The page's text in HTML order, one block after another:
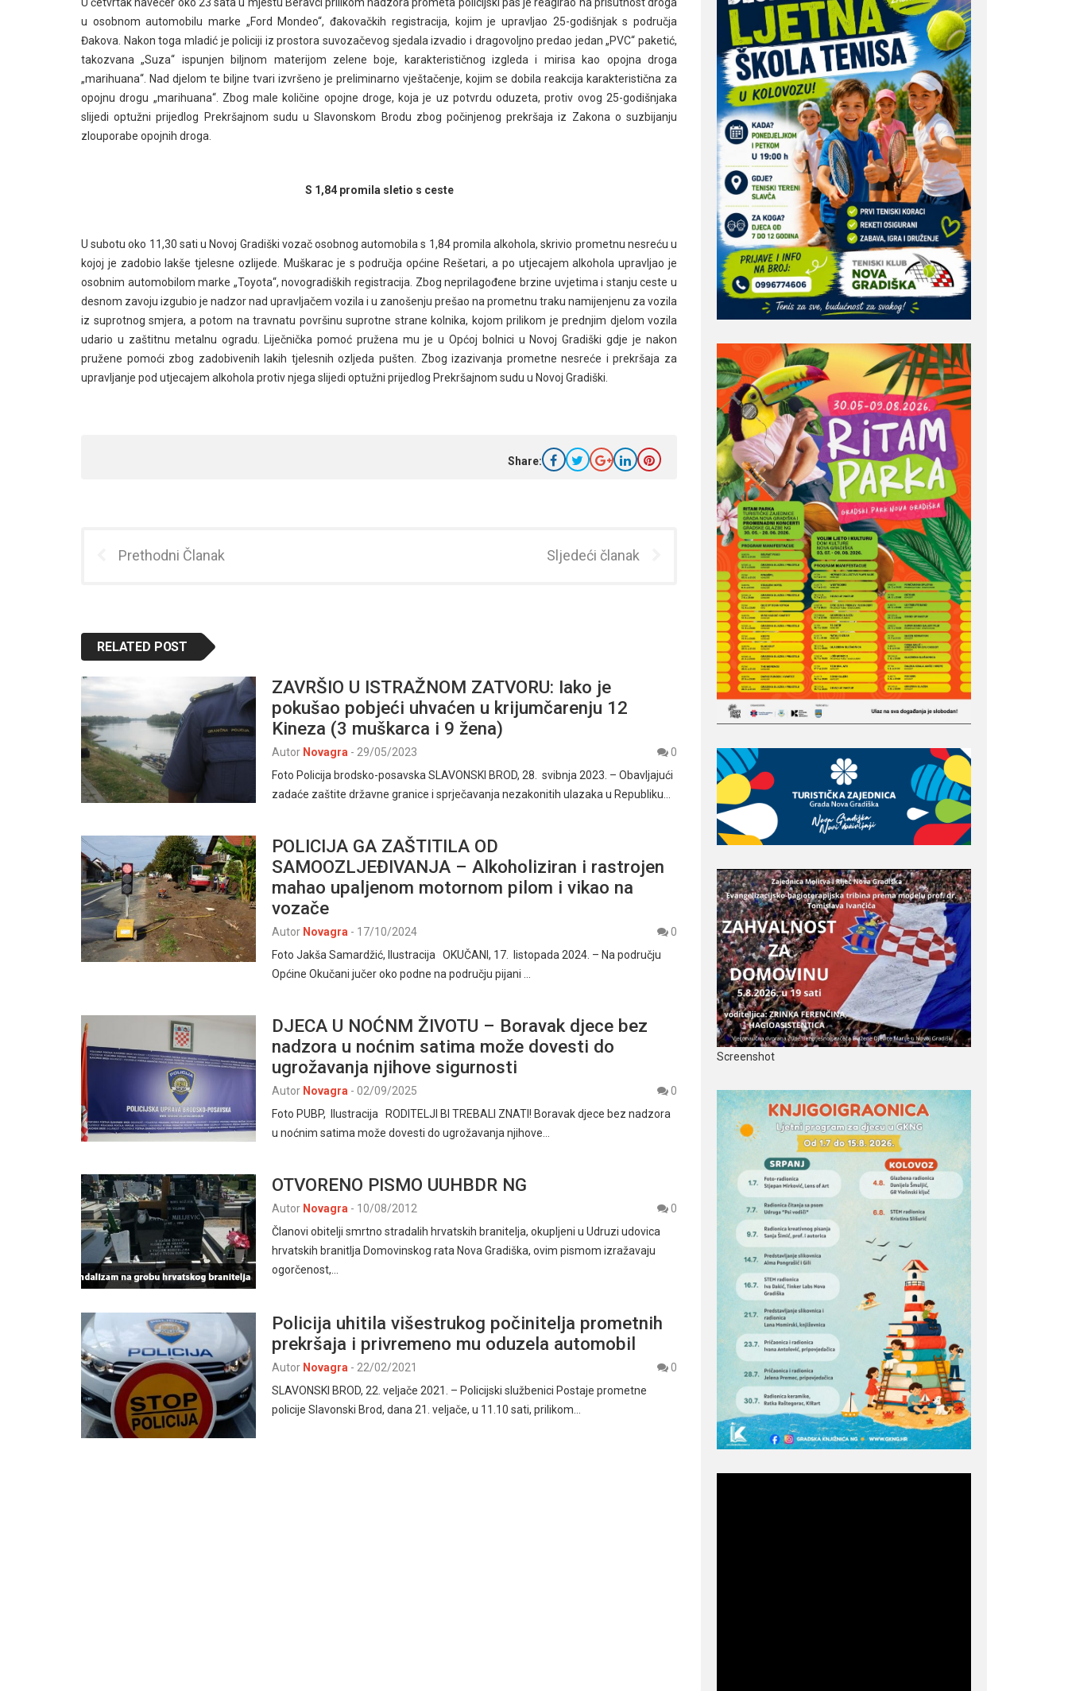
u osobnom automobilu marke „Ford Mondeo“, đakovačkih registracija, kojim je upravljao 25-godišnjak s područja
Đakova. Nakon toga mladić je policiji iz prostora suvozačevog sjedala izvadio i dragovoljno predao jedan „PVC“ paketić,
takozvana „Suza“ ispunjen biljnom materijom zelene boje, karakterističnog izgleda i mirisa kao opojna droga
„marihuana“. Nad djelom te biljne tvari izvršeno je preliminarno vještačenje, kojim se dobila reakcija karakteristična za
opojnu drogu „marihuana“. Zbog male količine opojne droge, koja je uz potvrdu oduzeta, protiv ovog 25-godišnjaka
slijedi optužni prijedlog Prekršajnom sudu u Slavonskom Brodu zbog počinjenog prekršaja iz Zakona o suzbijanju
zlouporabe opojnih droga.
S 1,84 promila sletio s ceste
U subotu oko 11,30 sati u Novoj Gradiški vozač osobnog automobila s 1,84 promila alkohola, skrivio prometnu nesreću u
kojoj je zadobio lakše tjelesne ozlijede. Muškarac je s područja općine Rešetari, a po utjecajem alkohola upravljao je
osobnim automobilom marke „Toyota“, novogradiških registracija. Zbog neprilagođene brzine uvjetima i stanju ceste u
desnom zavoju izgubio je nadzor nad upravljačem vozila i u zanošenju prešao na prometnu traku namijenjenu za vozila
iz suprotnog smjera, a potom na travnatu površinu suprotne strane kolnika, kojom prilikom je prednjim djelom vozila
udario u zaštitnu metalnu ogradu. Liječnička pomoć pružena mu je u Općoj bolnici u Novoj Gradiški gdje je nakon
pružene pomoći zbog zadobivenih lakih tjelesnih ozljeda pušten. Zbog izazivanja prometne nesreće i prekršaja za
upravljanje pod utjecajem alkohola protiv njega slijedi optužni prijedlog Prekršajnom sudu u Novoj Gradiški.
Share:
Prethodni Članak Sljedeći članak
RELATED POST
ZAVRŠIO U ISTRAŽNOM ZATVORU: Iako je
pokušao pobjeći uhvaćen u krijumčarenju 12
Kineza (3 muškarca i 9 žena)
Autor Novagra - 29/05/2023
0
Foto Policija brodsko-posavska SLAVONSKI BROD, 28. svibnja 2023. – Obavljajući
zadaće zaštite državne granice i sprječavanja nezakonitih ulazaka u Republiku…
POLICIJA GA ZAŠTITILA OD
SAMOOZLJEĐIVANJA – Alkoholiziran i rastrojen
mahao upaljenom motornom pilom i vikao na
vozače
Autor Novagra - 17/10/2024
0
Foto Jakša Samardžić, Ilustracija OKUČANI, 17. listopada 2024. – Na području
Općine Okučani jučer oko podne na području pijani …
DJECA U NOĆNM ŽIVOTU – Boravak djece bez
nadzora u noćnim satima može dovesti do
ugrožavanja njihove sigurnosti
Autor Novagra - 02/09/2025
0
Foto PUBP, Ilustracija RODITELJI BI TREBALI ZNATI! Boravak djece bez nadzora
u noćnim satima može dovesti do ugrožavanja njihove…
OTVORENO PISMO UUHBDR NG
Autor Novagra - 10/08/2012
0
Članovi obitelji smrtno stradalih hrvatskih branitelja, okupljeni u Udruzi udovica
hrvatskih branitlja Domovinskog rata Nova Gradiška, ovim pismom izražavaju
ogorčenost,…
Policija uhitila višestrukog počinitelja prometnih
prekršaja i privremeno mu oduzela automobil
Autor Novagra - 22/02/2021
0
SLAVONSKI BROD, 22. veljače 2021. – Policijski službenici Postaje prometne
policije Slavonski Brod, dana 21. veljače, u 11.10 sati, prilikom…
Screenshot